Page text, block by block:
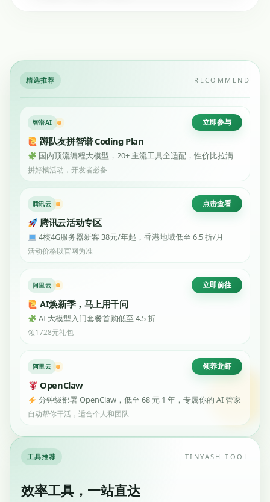
精选推荐 RECOMMEND
智谱AI 立即参与
蹲队友拼智谱 Coding Plan
国内顶流编程大模型，20+ 主流工具全适配，性价比拉满
拼好模活动，开发者必备
腾讯云 点击查看
腾讯云活动专区
4核4G服务器新客 38元/年起，香港地域低至 6.5 折/月
活动价格以官网为准
阿里云 立即前往
AI焕新季，马上用千问
AI 大模型入门套餐首购低至 4.5 折
领1728元礼包
阿里云 领养龙虾
OpenClaw
分钟级部署 OpenClaw，低至 68 元 1 年，专属你的 AI 管家
自动帮你干活，适合个人和团队
工具推荐 TINYASH TOOL
效率工具，一站直达